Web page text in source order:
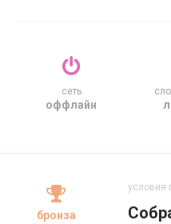
сеть
оффлайн
бронза
условия